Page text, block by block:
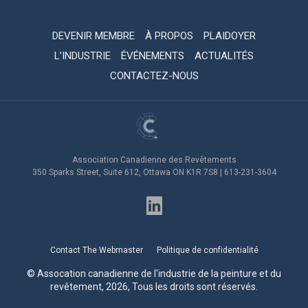
DEVENIR MEMBRE À PROPOS
PLAIDOYER
L’INDUSTRIE
ÉVÉNEMENTS
ACTUALITÉS
CONTACTEZ-NOUS
Association Canadienne des Revêtements
350 Sparks Street, Suite 612, Ottawa ON K1R 7S8 | 613-231-3604
Contact The Webmaster Politique de confidentialité
© Assocation canadienne de l'industrie de la peinture et du
revêtement, 2026, Tous les droits sont réservés.